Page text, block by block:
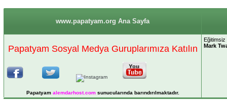
www.papatyam.org Ana Sayfa
Papatyam Sosyal Medya Guruplarımıza Katılın
Papatyam alemdarhost.comsunucularında barındırılmaktadır.
Mark